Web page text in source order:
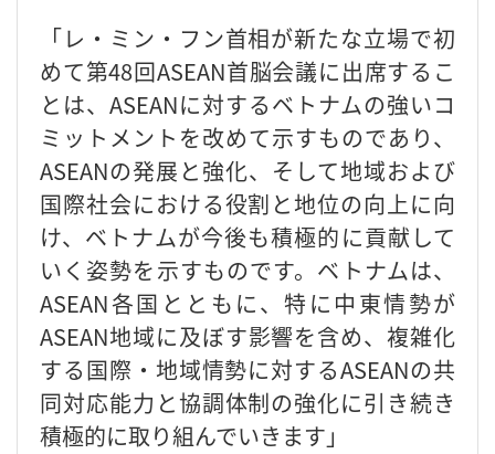
「レ・ミン・フン首相が新たな立場で初
めて第48回ASEAN首脳会議に出席するこ
とは、ASEANに対するベトナムの強いコ
ミットメントを改めて示すものであり、
ASEANの発展と強化、そして地域および
国際社会における役割と地位の向上に向
け、ベトナムが今後も積極的に貢献して
いく姿勢を示すものです。ベトナムは、
ASEAN各国とともに、特に中東情勢が
ASEAN地域に及ぼす影響を含め、複雑化
する国際・地域情勢に対するASEANの共
同対応能力と協調体制の強化に引き続き
積極的に取り組んでいきます」